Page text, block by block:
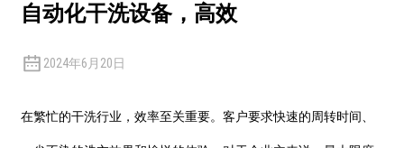
自动化干洗设备，高效
2024年6月20日
在繁忙的干洗行业，效率至关重要。客户要求快速的周转时间、